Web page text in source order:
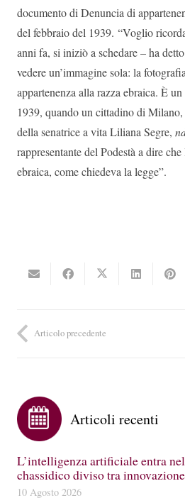
documento di Denuncia di
del febbraio del 1939. “Voglio
anni fa, si iniziò a schedare – ha
vedere un’immagine sola: la
appartenenza alla razza ebraica. È
1939, quando un cittadino di
della senatrice a vita Liliana Segre,
rappresentante del Podestà a dire
ebraica, come chiedeva la legge”.
Articolo precedente
Articoli recenti
L’intelligenza artificiale entra
chassidico diviso tra
10 Agosto 2026